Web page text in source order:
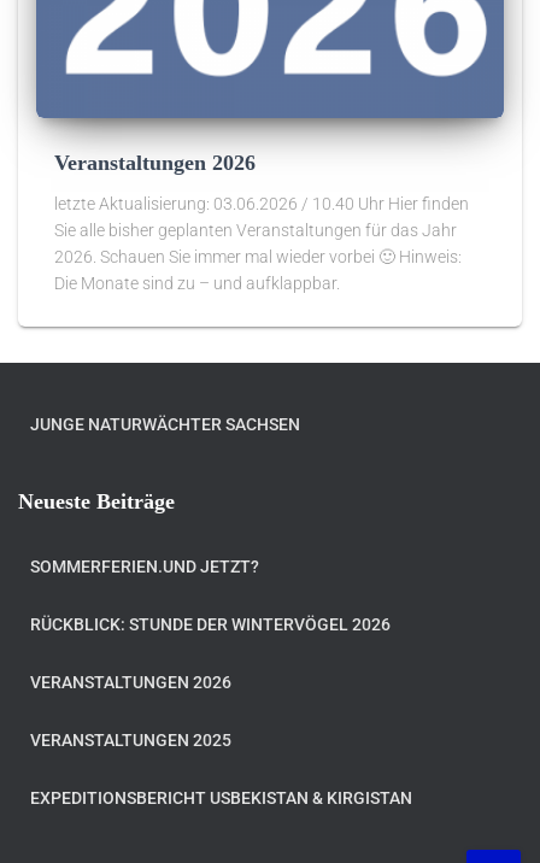
Veranstaltungen 2026
letzte Aktualisierung: 03.06.2026 / 10.40 Uhr Hier finden
Sie alle bisher geplanten Veranstaltungen für das Jahr
2026. Schauen Sie immer mal wieder vorbei 🙂 Hinweis:
Die Monate sind zu – und aufklappbar.
JUNGE NATURWÄCHTER SACHSEN
Neueste Beiträge
SOMMERFERIEN.UND JETZT?
RÜCKBLICK: STUNDE DER WINTERVÖGEL 2026
VERANSTALTUNGEN 2026
VERANSTALTUNGEN 2025
EXPEDITIONSBERICHT USBEKISTAN & KIRGISTAN